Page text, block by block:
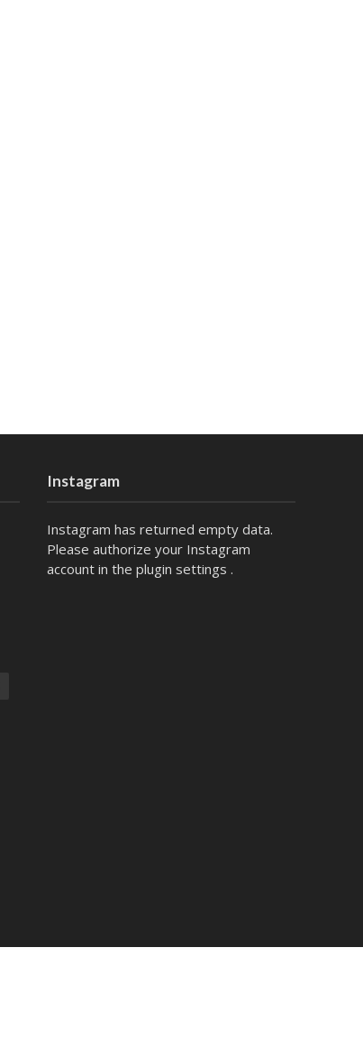
Instagram
Instagram has returned empty data.
Please authorize your Instagram
account in the plugin settings .